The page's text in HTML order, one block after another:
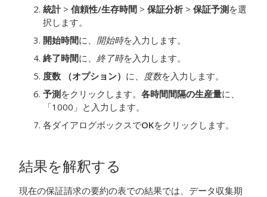
統計> 信頼性/生存時間 > 保証分析 > 保証予測 を選
択します。
開始時間に、 開始時を入力します。
終了時間に、 終了時を入力します。
度数 （オプション） に、 度数を入力します。
予測 をクリックします。 各時間間隔の生産量に、
「1000」 と入力します。
各ダイアログボックスでOKをクリックします。
結果を解釈する
現在の保証請求の要約の表での結果では、データ収集期